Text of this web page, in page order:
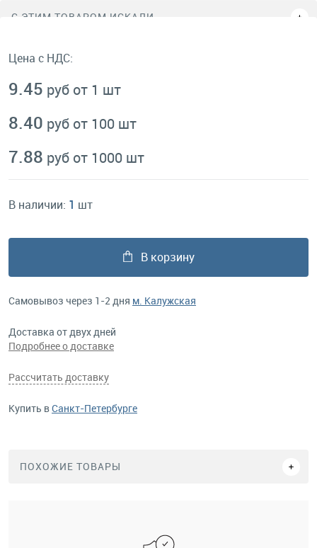
C ЭТИМ ТОВАРОМ ИСКАЛИ
Цена с НДС:
9.45 руб от 1 шт
8.40 руб от 100 шт
7.88 руб от 1000 шт
В наличии: 1 шт
В корзину
Самовывоз через 1-2 дня м. Калужская
Доставка от двух дней
Подробнее о доставке
Рассчитать доставку
Купить вСанкт-Петербурге
ПОХОЖИЕ ТОВАРЫ